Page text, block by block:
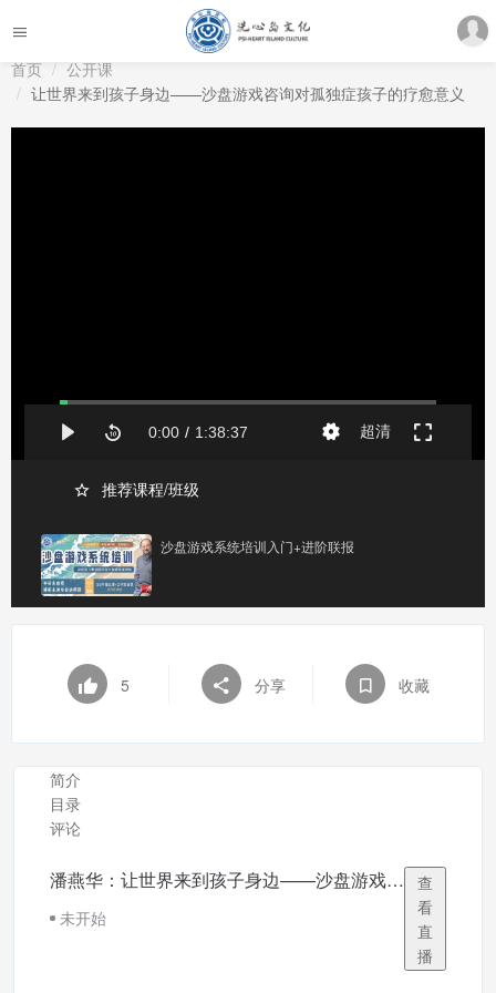
首页
公开课
让世界来到孩子身边——沙盘游戏咨询对孤独症孩子的疗愈意义
推荐课程/班级
沙盘游戏系统培训入门+进阶联报
5 分享 收藏
简介
目录
评论
潘燕华：让世界来到孩子身边——沙盘游戏咨询对孤独症孩子的疗愈意义（12月16日）
未开始
查
看
直
播